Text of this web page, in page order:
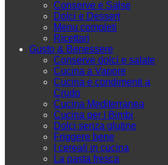
Conserve e Salse
Dolci e Dessert
Menu completi
Ricettari
Gusto & Benessere
Conserve dolci e salate
Cucina a Vapore
Cucina e condimenti a
Crudo
Cucina Mediterranea
Cucina per i Bimbi
Dolci senza glutine
Friggere bene
I cereali in cucina
La pasta fresca